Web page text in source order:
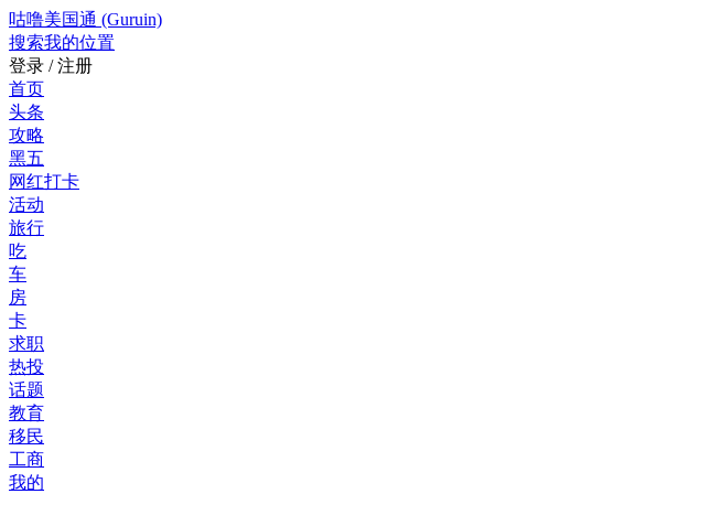
咕噜美国通 (Guruin)
搜索我的位置
登录 / 注册
首页
头条
攻略
黑五
网红打卡
活动
旅行
吃
车
房
卡
求职
热投
话题
教育
移民
工商
我的